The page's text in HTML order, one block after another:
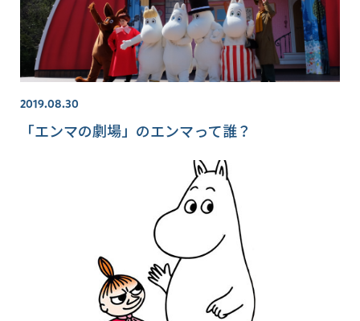
2019.08.30
「エンマの劇場」のエンマって誰？